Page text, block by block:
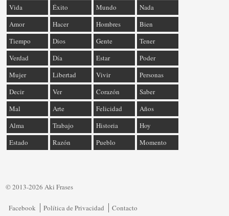
Vida Éxito Mundo
Nada
Amor
Hacer Hombres
Bien
Tiempo
Dios Gente
Tener
Verdad
Día Estar
Poder
Mujer
Libertad Vivir
Personas
Decir
Ver Corazón
Saber
Mal
Arte Felicidad
Años
Alma
Trabajo Historia
Hoy
Estado
Razón Pueblo Momento
© 2013-2026 Aki Frases
Facebook Política de Privacidad Contacto